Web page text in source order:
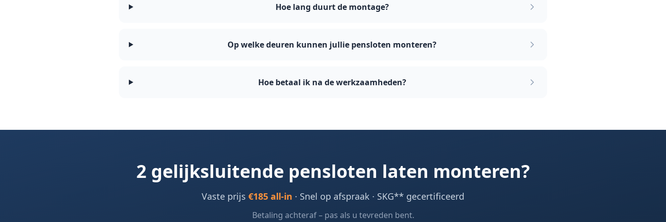
Hoe lang duurt de montage?
Op welke deuren kunnen jullie pensloten monteren?
Hoe betaal ik na de werkzaamheden?
2 gelijksluitende pensloten laten monteren?
Vaste prijs €185 all-in · Snel op afspraak · SKG** gecertificeerd
Betaling achteraf – pas als u tevreden bent.